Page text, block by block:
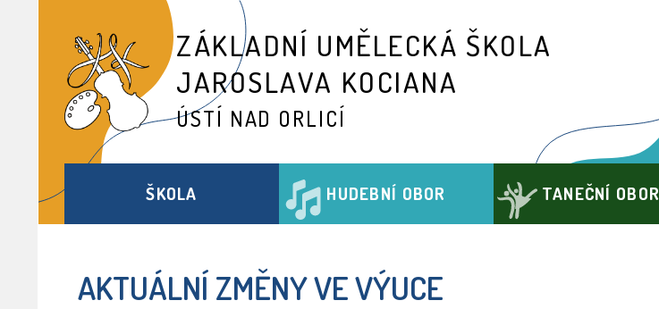
ZÁKLADNÍ UMĚLECKÁ ŠKOLA
JAROSLAVA KOCIANA
ÚSTÍ NAD ORLICÍ
ŠKOLA HUDEBNÍ OBOR TANEČNÍ OBOR
AKTUÁLNÍ ZMĚNY VE VÝUCE